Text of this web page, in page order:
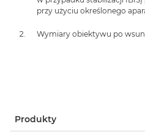
przy użyciu określonego
Wymiary obiektywu po
Produkty